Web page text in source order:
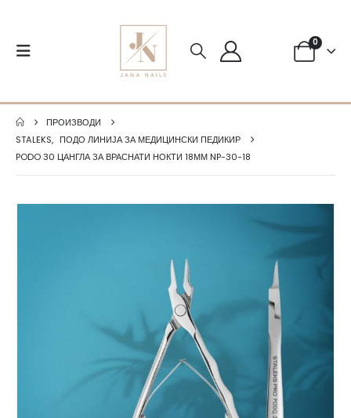
0
ПРОИЗВОДИ
STALEKS, ПОДО ЛИНИЈА ЗА МЕДИЦИНСКИ ПЕДИКИР
PODO 30 ЦАНГЛА ЗА ВРАСНАТИ НОКТИ 18ММ NP-30-18